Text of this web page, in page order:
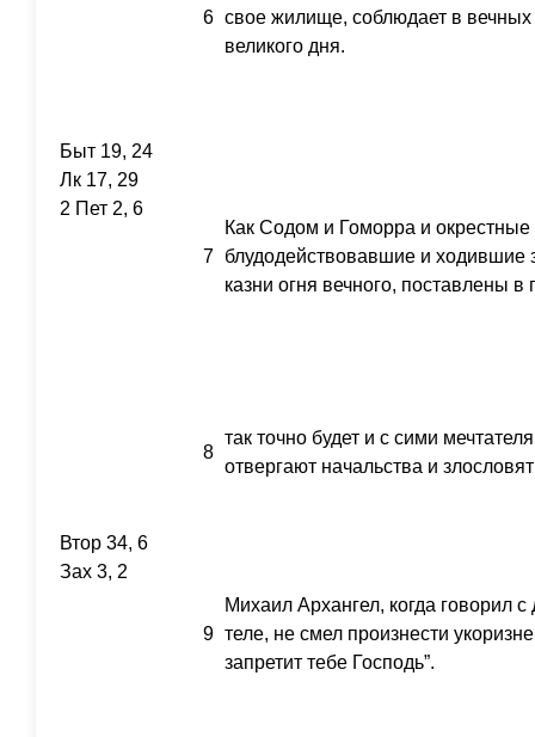
6 свое жилище, соблюдает в вечных
великого дня.
Быт 19, 24
Лк 17, 29
2 Пет 2, 6
7
Как Содом и Гоморра и
блудодействовавшие и ходившие
казни огня вечного, поставлены в
8
так точно будет и с сими
отвергают начальства и
Втор 34, 6
Зах 3, 2
9
Михаил Архангел, когда говорил
теле, не смел произнести
запретит тебе Господь”.